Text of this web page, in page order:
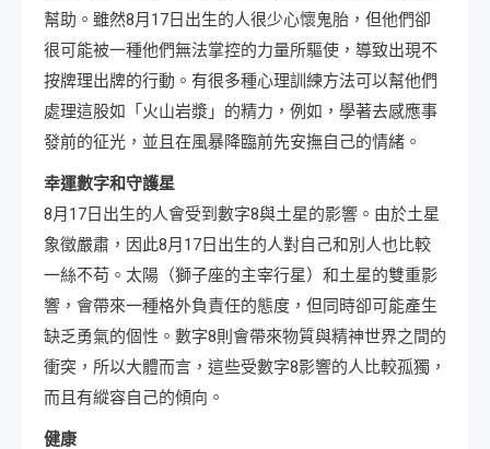
幫助。雖然8月17日出生的人很少心懷鬼胎，但他們卻
很可能被一種他們無法掌控的力量所驅使，導致出現不
按牌理出牌的行動。有很多種心理訓練方法可以幫他們
處理這股如「火山岩漿」的精力，例如，學著去感應事
發前的征光，並且在風暴降臨前先安撫自己的情緒。
幸運數字和守護星
8月17日出生的人會受到數字8與土星的影響。由於土星
象徵嚴肅，因此8月17日出生的人對自己和別人也比較
一絲不苟。太陽（獅子座的主宰行星）和土星的雙重影
響，會帶來一種格外負責任的態度，但同時卻可能產生
缺乏勇氣的個性。數字8則會帶來物質與精神世界之間的
衝突，所以大體而言，這些受數字8影響的人比較孤獨，
而且有縱容自己的傾向。
健康